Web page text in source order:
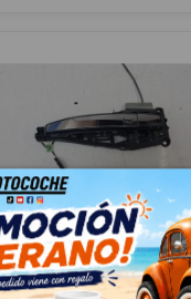
TRASERA